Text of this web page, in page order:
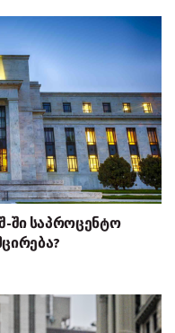
ში საპროცენტო